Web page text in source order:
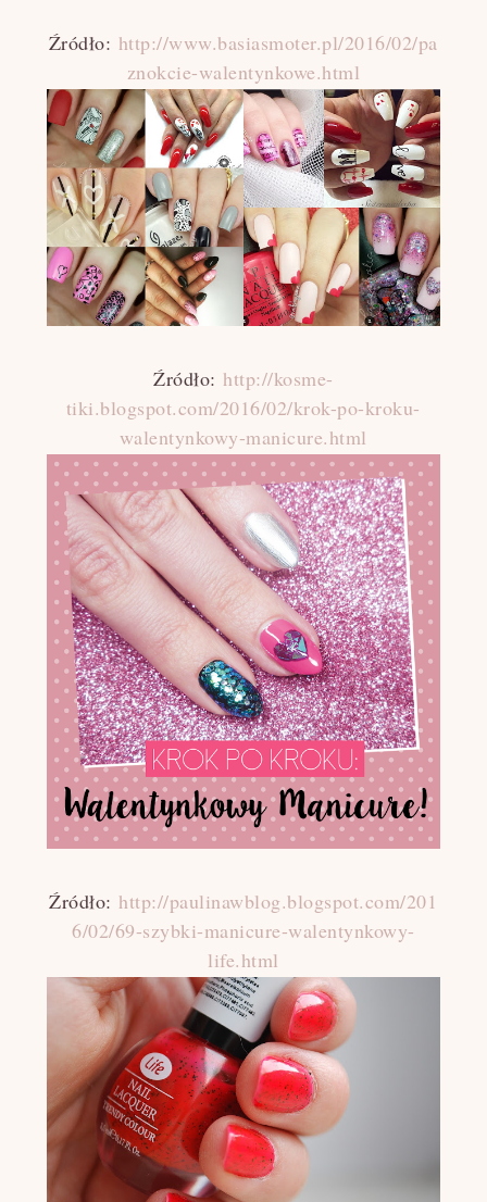
Źródło: http://www.basiasmoter.pl/2016/02/pa
znokcie-walentynkowe.html
Źródło: http://kosme-
tiki.blogspot.com/2016/02/krok-po-kroku-
walentynkowy-manicure.html
Źródło: http://paulinawblog.blogspot.com/201
6/02/69-szybki-manicure-walentynkowy-
life.html